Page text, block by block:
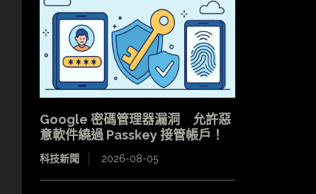
Google 密碼管理器漏洞 允許惡
意軟件繞過 Passkey 接管帳戶！
科技新聞 2026-08-05